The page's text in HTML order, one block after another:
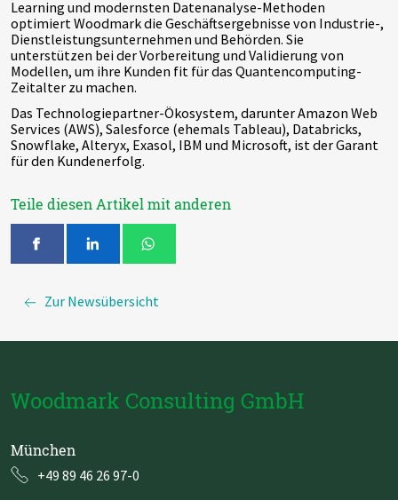
Learning und modernsten Datenanalyse-Methoden
optimiert Woodmark die Geschäftsergebnisse von Industrie-,
Dienstleistungsunternehmen und Behörden. Sie
unterstützen bei der Vorbereitung und Validierung von
Modellen, um ihre Kunden fit für das Quantencomputing-
Zeitalter zu machen.
Das Technologiepartner-Ökosystem, darunter Amazon Web
Services (AWS), Salesforce (ehemals Tableau), Databricks,
Snowflake, Alteryx, Exasol, IBM und Microsoft, ist der Garant
für den Kundenerfolg.
Teile diesen Artikel mit anderen
Zur Newsübersicht
Woodmark Consulting GmbH
München
+49 89 46 26 97-0